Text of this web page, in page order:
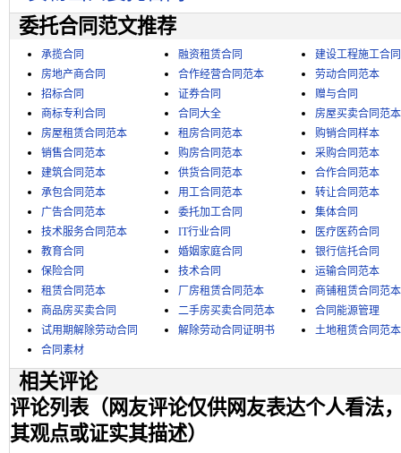
委托合同范文推荐
承揽合同 融资租赁合同
建设工程施工合同
房地产商合同
合作经营合同范本
劳动合同范本
招标合同
证券合同
赠与合同
商标专利合同
合同大全
房屋买卖合同范本
房屋租赁合同范本
租房合同范本
购销合同样本
销售合同范本
购房合同范本
采购合同范本
建筑合同范本
供货合同范本
合作合同范本
承包合同范本
用工合同范本
转让合同范本
广告合同范本
委托加工合同
集体合同
技术服务合同范本
IT行业合同
医疗医药合同
教育合同
婚姻家庭合同
银行信托合同
保险合同
技术合同
运输合同范本
租赁合同范本
厂房租赁合同范本
商铺租赁合同范本
商品房买卖合同
二手房买卖合同范本
合同能源管理
试用期解除劳动合同
解除劳动合同证明书
土地租赁合同范本
合同素材
相关评论
评论列表（网友评论仅供网友表达个人看法
其观点或证实其描述）